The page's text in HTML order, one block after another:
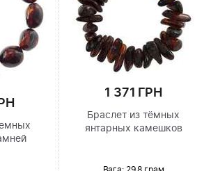
1 371 ГРН
Браслет из тёмных
янтарных камешков